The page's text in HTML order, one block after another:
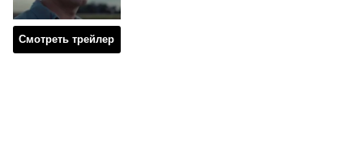
Смотреть трейлер